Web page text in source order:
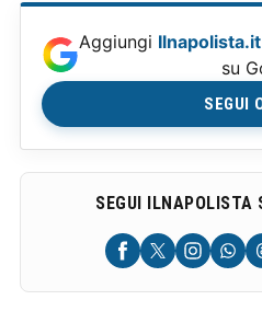
Aggiungi Ilnapolista.it
su
SEGUI
SEGUI ILNAPOLISTA